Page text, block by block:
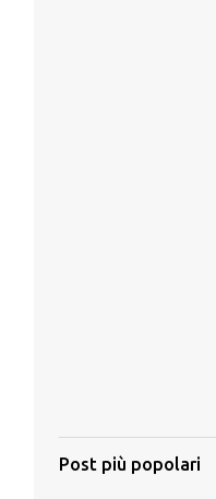
Post più popolari